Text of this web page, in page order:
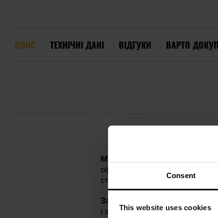
Consent
This website uses cookies
ОПИС ТЕХНІЧНІ ДАНІ ВІДГУКИ ВАРТО
Міцні тактичні рукавички
офіцерів силових структур,
страйкбольних ігор та
Захисні панелі
на трьох
і забезпечує міцний захват.